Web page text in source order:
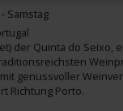
Samstag
der Quinta do Seixo,
genussvoller
Richtung Porto.